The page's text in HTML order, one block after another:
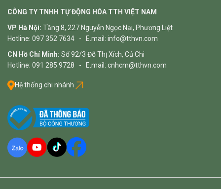
CÔNG TY TNHH TỰ ĐỘNG HÓA TTH VIỆT NAM
VP Hà Nội: Tầng 8, 227 Nguyễn Ngọc Nại, Phương Liệt
Hotline: 097 352 7634 - E.mail: info@tthvn.com
CN Hồ Chí Minh: Số 92/3 Đỗ Thị Xích, Củ Chi
Hotline: 091 285 9728 - E.mail: cnhcm@tthvn.com
Hệ thống chi nhánh